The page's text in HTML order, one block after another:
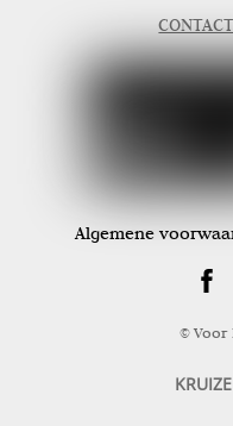
CONTACT
Algemene
© Voor
KRUIZE